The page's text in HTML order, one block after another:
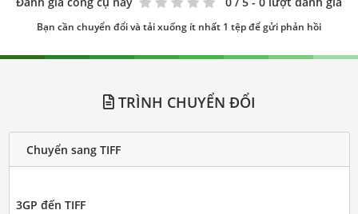
Bạn cần chuyển đổi và tải xuống ít nhất 1 tệp để gửi phản hồi
TRÌNH CHUYỂN ĐỔI
Chuyển sang TIFF
3GP đến TIFF